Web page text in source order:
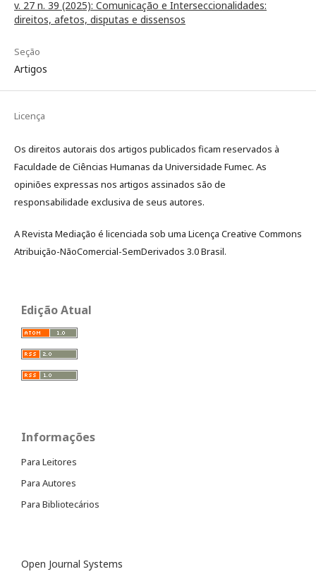
v. 27 n. 39 (2025): Comunicação e Interseccionalidades:
direitos, afetos, disputas e dissensos
Seção
Artigos
Licença
Os direitos autorais dos artigos publicados ficam reservados à
Faculdade de Ciências Humanas da Universidade Fumec. As
opiniões expressas nos artigos assinados são de
responsabilidade exclusiva de seus autores.
A Revista Mediação é licenciada sob uma Licença Creative Commons
Atribuição-NãoComercial-SemDerivados 3.0 Brasil.
Edição Atual
Informações
Para Leitores
Para Autores
Para Bibliotecários
Open Journal Systems